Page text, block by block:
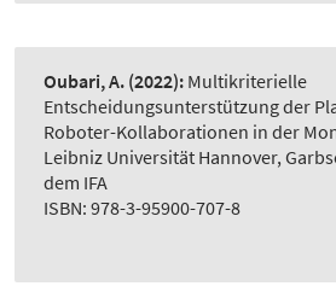
Oubari, A. (2022): Multikriterielle
Entscheidungsunterstützung der
Roboter-Kollaborationen in der
Leibniz Universität Hannover,
dem IFA
ISBN: 978-3-95900-707-8